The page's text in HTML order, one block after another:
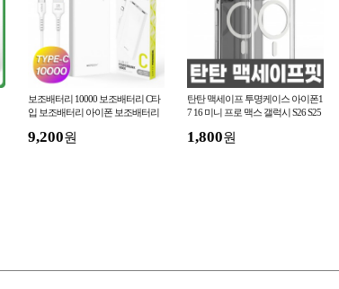
보조배터리 10000 보조배터리 C타
입 보조배터리 아이폰 보조배터리
9,200원
탄탄 맥세이프 투명케이스 아이폰1
7 16 미니 프로 맥스 갤럭시 S26 S25
1,800원